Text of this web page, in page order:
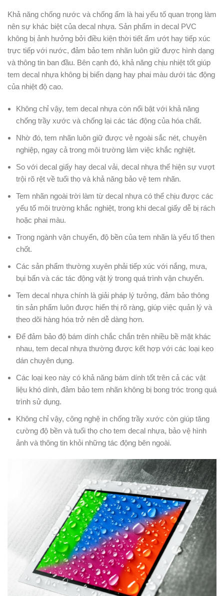
Khả năng chống nước và chống ẩm là hai yếu tố quan trọng làm
nên sự khác biệt của decal nhựa. Sản phẩm in decal PVC
không bị ảnh hưởng bởi điều kiện thời tiết ẩm ướt hay tiếp xúc
trực tiếp với nước, đảm bảo tem nhãn luôn giữ được hình dạng
và thông tin ban đầu. Bên cạnh đó, khả năng chịu nhiệt tốt giúp
tem decal nhựa không bị biến dạng hay phai màu dưới tác động
của nhiệt độ cao.
Không chỉ vậy, tem decal nhựa còn nổi bật với khả năng
chống trầy xước và chống lại các tác động của hóa chất.
Nhờ đó, tem nhãn luôn giữ được vẻ ngoài sắc nét, chuyên
nghiệp, ngay cả trong môi trường làm việc khắc nghiệt.
So với decal giấy hay decal vải, decal nhựa thể hiện sự vượt
trội rõ rệt về tuổi thọ và khả năng bảo vệ tem nhãn.
Tem nhãn ngoài trời làm từ decal nhựa có thể chịu được các
yếu tố môi trường khắc nghiệt, trong khi decal giấy dễ bị rách
hoặc phai màu.
Trong ngành vận chuyển, độ bền của tem nhãn là yếu tố then
chốt.
Các sản phẩm thường xuyên phải tiếp xúc với nắng, mưa,
bụi bẩn và các tác động vật lý trong quá trình vận chuyển.
Tem decal nhựa chính là giải pháp lý tưởng, đảm bảo thông
tin sản phẩm luôn được hiển thị rõ ràng, giúp việc quản lý và
theo dõi hàng hóa trở nên dễ dàng hơn.
Để đảm bảo độ bám dính chắc chắn trên nhiều bề mặt khác
nhau, tem decal nhựa thường được kết hợp với các loại keo
dán chuyên dụng.
Các loại keo này có khả năng bám dính tốt trên cả các vật
liệu khó dính, đảm bảo tem nhãn không bị bong tróc trong quá
trình sử dụng.
Không chỉ vậy, công nghệ in chống trầy xước còn giúp tăng
cường độ bền và tuổi thọ cho tem decal nhựa, bảo vệ hình
ảnh và thông tin khỏi những tác động bên ngoài.